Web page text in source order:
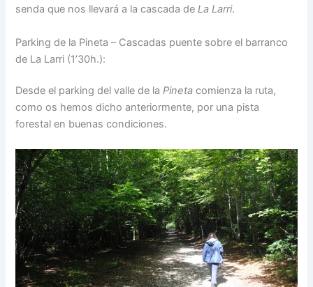
senda que nos llevará a la cascada deLa Larri.
Parking de la Pineta – Cascadas puente sobre el barranco
de La Larri (1’30h.):
Desde el parking del valle de laPineta comienza la ruta,
como os hemos dicho anteriormente, por una pista
forestal en buenas condiciones.